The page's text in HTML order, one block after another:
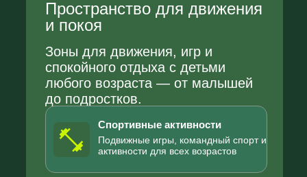
Во второй день на поляне
появится большой картонный
город, который дети и родители
смогут строить, раскрашивать
Картонный городок